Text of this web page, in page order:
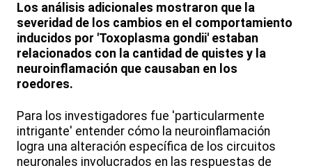
Los análisis adicionales mostraron que la
severidad de los cambios en el comportamiento
inducidos por 'Toxoplasma gondii' estaban
relacionados con la cantidad de quistes y la
neuroinflamación que causaban en los
roedores.
Para los investigadores fue 'particularmente
intrigante' entender cómo la neuroinflamación
logra una alteración específica de los circuitos
neuronales involucrados en las respuestas de